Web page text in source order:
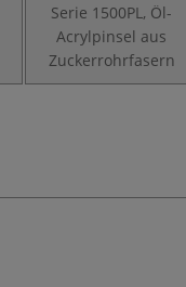
Serie 1500PL, Öl-
Acrylpinsel aus
Zuckerrohrfasern